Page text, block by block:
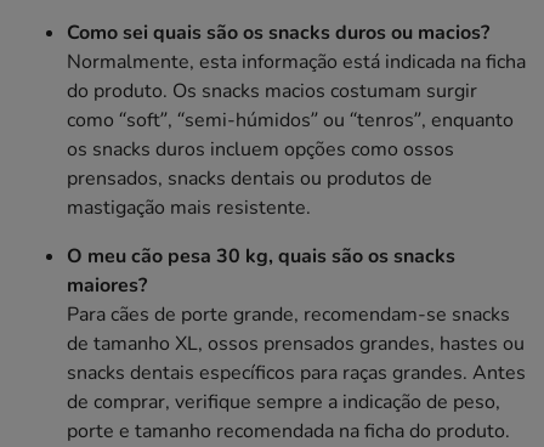
Como sei quais são os snacks duros ou macios?
Normalmente, esta informação está indicada na ficha
do produto. Os snacks macios costumam surgir
como “soft”, “semi-húmidos” ou “tenros”, enquanto
os snacks duros incluem opções como ossos
prensados, snacks dentais ou produtos de
mastigação mais resistente.
O meu cão pesa 30 kg, quais são os snacks
maiores?
Para cães de porte grande, recomendam-se snacks
de tamanho XL, ossos prensados grandes, hastes ou
snacks dentais específicos para raças grandes. Antes
de comprar, verifique sempre a indicação de peso,
porte e tamanho recomendada na ficha do produto.